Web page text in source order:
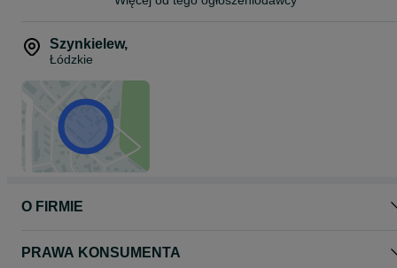
możliwość montażu na miejscu
Szynkielew 53
95-200 Pabianice
Możliwy odbiór osobisty lub wysyłka kurierem.
Wystawiamy fakturę VAT.
opona ciężarowa, opony ciężarowe 22.5, opony tir, opony do
ciężarówki, opona napędowa, opony do tira, opony do ciągnika
Szynkielew,
Łódzkie
O FIRMIE
PRAWA KONSUMENTA